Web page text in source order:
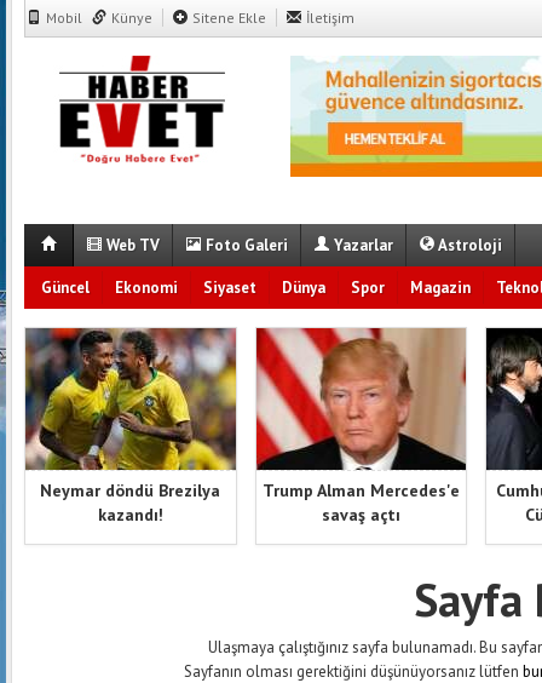
Mobil Künye Sitene Ekle İletişim
Web TV Foto Galeri Yazarlar Astroloji
Güncel Ekonomi Siyaset Dünya Spor Magazin
Neymar döndü Brezilya
kazandı!
Trump Alman Mercedes'e
savaş açtı
Sayfa
Ulaşmaya çalıştığınız sayfa bulunamadı. Bu
Sayfanın olması gerektiğini düşünüyorsanız lütfen